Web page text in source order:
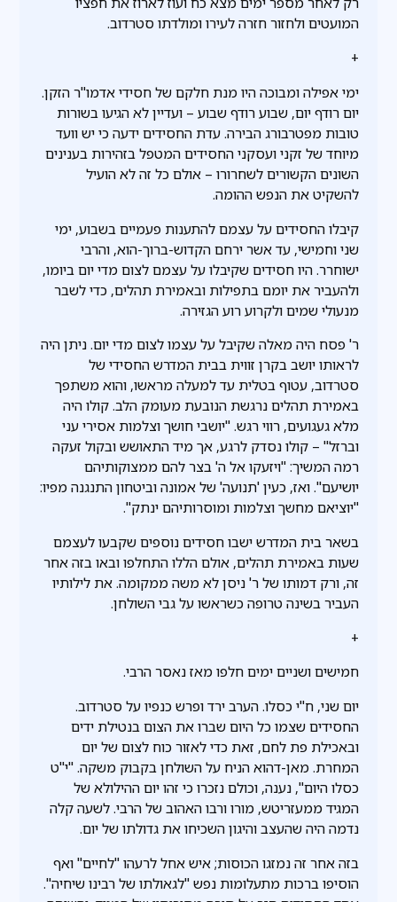
המועטים ולחזור חזרה לעירו ומולדתו סטרדוב.
+
ימי אפילה ומבוכה היו מנת חלקם של חסידי אדמו"ר הזקן.
יום רודף יום, שבוע רודף שבוע – ועדיין לא הגיעו בשורות
טובות מפטרבורג הבירה. עדת החסידים ידעה כי יש וועד
מיוחד של זקני ועסקני החסידים המטפל בזהירות בענינים
השונים הקשורים לשחרורו – אולם כל זה לא הועיל
להשקיט את הנפש ההומה.
קיבלו החסידים על עצמם להתענות פעמיים בשבוע, ימי
שני וחמישי, עד אשר ירחם הקדוש-ברוך-הוא, והרבי
ישוחרר. היו חסידים שקיבלו על עצמם לצום מדי יום ביומו,
ולהעביר את יומם בתפילות ובאמירת תהלים, כדי לשבר
מנעולי שמים ולקרוע רוע הגזירה.
ר' פסח היה מאלה שקיבל על עצמו לצום מדי יום. ניתן היה
לראותו יושב בקרן זווית בבית המדרש החסידי של
סטרדוב, עטוף בטלית עד למעלה מראשו, והוא משתפך
באמירת תהלים נרגשת הנובעת מעומק הלב. קולו היה
מלא געגועים, רווי רגש. "יושבי חושך וצלמות אסירי עני
וברזל" – קולו נסדק לרגע, אך מיד התאושש ובקול זעקה
רמה המשיך: "ויזעקו אל ה' בצר להם ממצוקותיהם
יושיעם". ואז, כעין 'תנועה' של אמונה וביטחון התנגנה מפיו:
"יוציאם מחשך וצלמות ומוסרותיהם ינתק".
בשאר בית המדרש ישבו חסידים נוספים שקבעו לעצמם
שעות באמירת תהלים, אולם הללו התחלפו ובאו בזה אחר
זה, ורק דמותו של ר' ניסן לא משה ממקומה. את לילותיו
העביר בשינה טרופה כשראשו על גבי השולחן.
+
חמישים ושניים ימים חלפו מאז נאסר הרבי.
יום שני, ח"י כסלו. הערב ירד ופרש כנפיו על סטרדוב.
החסידים שצמו כל היום שברו את הצום בנטילת ידים
ובאכילת פת לחם, זאת כדי לאזור כוח לצום של יום
המחרת. מאן-דהוא הניח על השולחן בקבוק משקה. "י"ט
כסלו היום", נענה, וכולם נזכרו כי זהו יום ההילולא של
המגיד ממעזריטש, מורו ורבו האהוב של הרבי. לשעה קלה
נדמה היה שהעצב והיגון השכיחו את גדולתו של יום.
בזה אחר זה נמזגו הכוסות; איש אחל לרעהו "לחיים" ואף
הוסיפו ברכות מתעלומות נפש "לגאולתו של רבינו שיחיה".